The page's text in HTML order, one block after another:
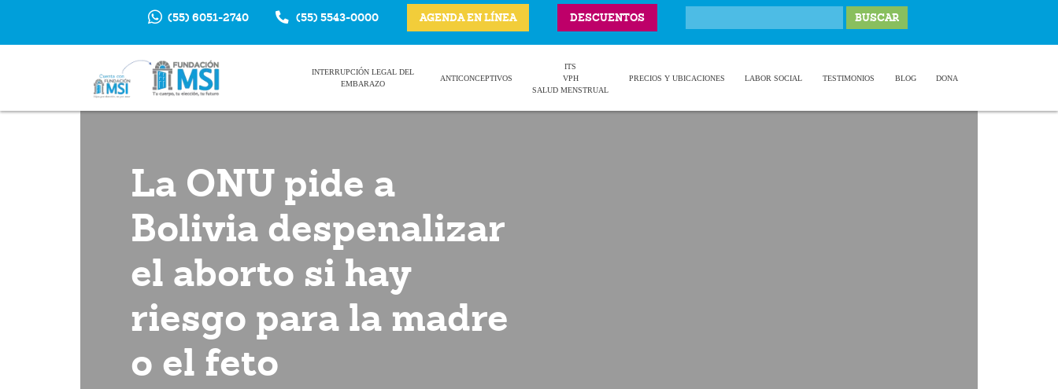
(55) 6051-2740 (55) 5543-0000 AGENDA EN LÍNEA DESCUENTOS
INTERRUPCIÓN LEGAL DEL
EMBARAZO
ANTICONCEPTIVOS
ITS
VPH
SALUD MENSTRUAL
PRECIOS Y UBICACIONES LABOR SOCIAL TESTIMONIOS BLOG DONA
La ONU pide a
Bolivia despenalizar
el aborto si hay
riesgo para la madre
o el feto